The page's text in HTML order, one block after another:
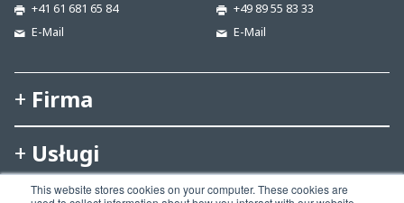
This website stores cookies on your computer. These cookies are
+41 61 225 42 15
+41 61 681 65 84
+49 89 54 55 82 28
+49 89 55 83 33
Firma
Usługi